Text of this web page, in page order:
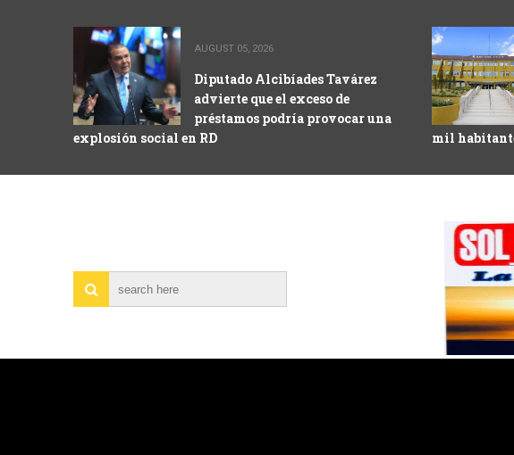
AUGUST 05, 2026
Diputado Alcibíades Tavárez
advierte que el exceso de
préstamos podría provocar una
explosión social en RD
mil